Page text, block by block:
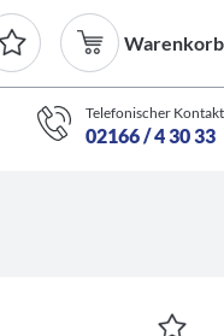
Warenkorb
Telefonischer Kontakt
02166 / 4 30 33